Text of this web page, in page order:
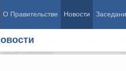
О Правительстве Новости
Председатель Правительства
Вице-премьеры